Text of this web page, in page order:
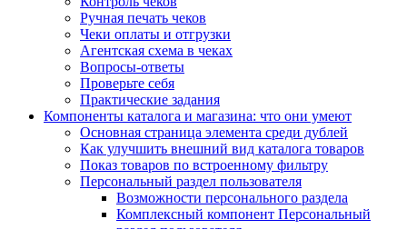
Ручная печать чеков
Чеки оплаты и отгрузки
Агентская схема в чеках
Вопросы-ответы
Проверьте себя
Практические задания
Компоненты каталога и магазина: что они умеют
Основная страница элемента среди дублей
Как улучшить внешний вид каталога товаров
Показ товаров по встроенному фильтру
Персональный раздел пользователя
Возможности персонального раздела
Комплексный компонент Персональный